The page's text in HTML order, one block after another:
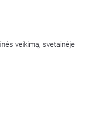
veikimą, svetainėje